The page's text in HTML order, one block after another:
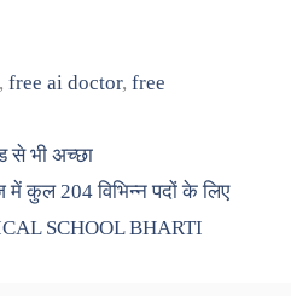
,free ai doctor,free
से भी अच्छा
कुल 204 विभिन्न पदों के लिए
SCHOOL BHARTI